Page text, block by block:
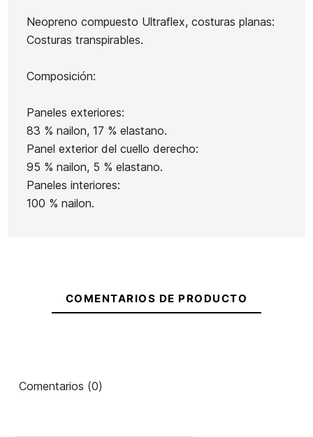
Neopreno compuesto Ultraflex, costuras planas:
Costuras transpirables.
Composición:
Paneles exteriores:
83 % nailon, 17 % elastano.
Panel exterior del cuello derecho:
95 % nailon, 5 % elastano.
Paneles interiores:
100 % nailon.
COMENTARIOS DE PRODUCTO
Comentarios (0)